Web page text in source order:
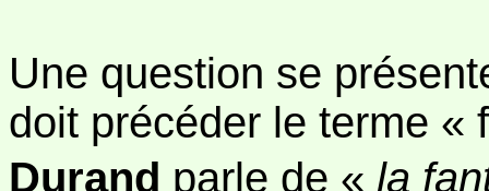
Une question se
doit précéder le terme «
Durand parle de « la